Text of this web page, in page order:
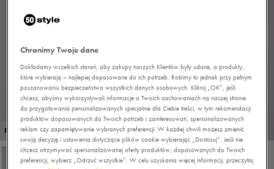
PROMO: DO -30%
Chronimy Twoje dane
Dokładamy wszelkich starań, aby zakupy naszych Klientów były udane, a produkty,
które wybierają – najlepiej dopasowane do ich potrzeb. Robimy to jednak przy pełnym
poszanowaniu bezpieczeństwa wszystkich danych osobowych. Kliknij „OK”, jeśli
chcesz, abyśmy wykorzystywali informacje o Twoich zachowaniach na naszej stronie
do przygotowania personalizowanych specjalnie dla Ciebie treści, w tym rekomendacji
produktów dopasowanych do Twoich potrzeb i zainteresowań, spersonalizowanych
reklam czy zapamiętywanie wybranych preferencji. W każdej chwili możesz zmienić
swoją decyzję i ustawienia dotyczące plików cookie wybierając „Dostosuj”. Jeśli nie
chcesz otrzymywać spersonalizowanej oferty produktów, dopasowanych do Twoich
preferencji, wybierz „Odrzuć wszystkie”. W celu uzyskania więcej informacji, przeczytaj